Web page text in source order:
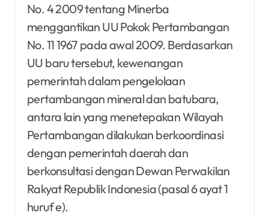
No. 4 2009 tentang Minerba
menggantikan UU Pokok Pertambangan
No. 11 1967 pada awal 2009. Berdasarkan
UU baru tersebut, kewenangan
pemerintah dalam pengelolaan
pertambangan mineral dan batubara,
antara lain yang menetepakan Wilayah
Pertambangan dilakukan berkoordinasi
dengan pemerintah daerah dan
berkonsultasi dengan Dewan Perwakilan
Rakyat Republik Indonesia (pasal 6 ayat 1
huruf e).